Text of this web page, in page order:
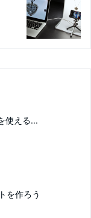
使える...
を作ろう